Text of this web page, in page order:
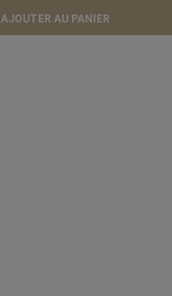
AJOUTER AU PANIER